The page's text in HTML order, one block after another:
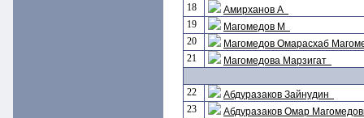
18
Амирханов А
19
Магомедов М
20
Магомедов Омарасхаб
21
Магомедова Марзигат
22
Абдуразаков Зайнудин
23
Абдуразаков Омар